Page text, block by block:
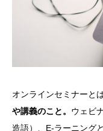
オンラインセミナーとは
や講義のこと。 ウェビ
造語）、E-ラーニング